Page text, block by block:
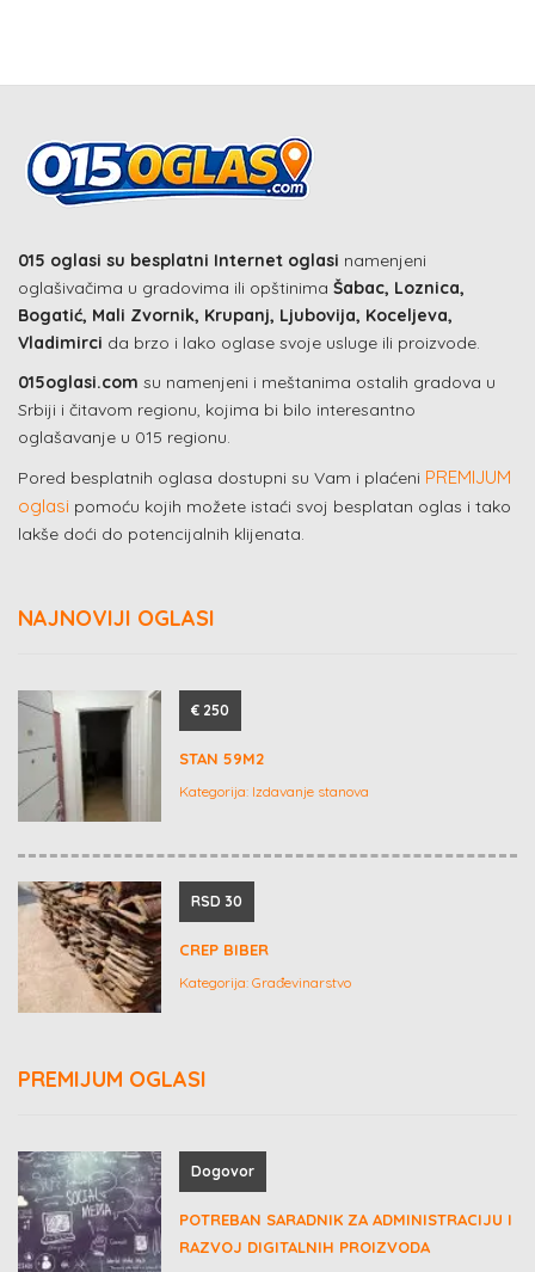
015 oglasi su besplatni Internet oglasi namenjeni
oglašivačima u gradovima ili opštinima Šabac, Loznica,
Bogatić, Mali Zvornik, Krupanj, Ljubovija, Koceljeva,
Vladimirci da brzo i lako oglase svoje usluge ili proizvode.
015oglasi.com su namenjeni i meštanima ostalih gradova u
Srbiji i čitavom regionu, kojima bi bilo interesantno
oglašavanje u 015 regionu.
Pored besplatnih oglasa dostupni su Vam i plaćeni PREMIJUM
oglasi pomoću kojih možete istaći svoj besplatan oglas i tako
lakše doći do potencijalnih klijenata.
NAJNOVIJI OGLASI
€ 250
STAN 59M2
Kategorija: Izdavanje stanova
RSD 30
CREP BIBER
Kategorija: Građevinarstvo
PREMIJUM OGLASI
Dogovor
POTREBAN SARADNIK ZA ADMINISTRACIJU I
RAZVOJ DIGITALNIH PROIZVODA